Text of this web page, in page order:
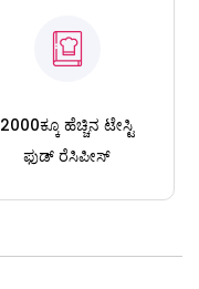
2000ಕ್ಕೂ ಹೆಚ್ಚಿನ ಟೇಸ್ಟಿ
ಫುಡ್ ರೆಸಿಪೀಸ್